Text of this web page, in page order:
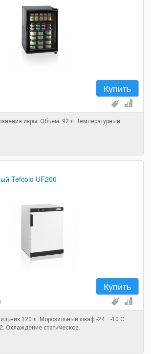
Купить
икры. Объем: 92 л. Температурный
Tefcold UF200
Купить
120 л. Морозильный шкаф -24... -10 С.
Охлаждение статическое.